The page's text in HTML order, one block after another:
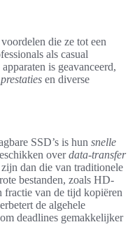
die ze tot een
als casual
is geavanceerd,
en diverse
SSD’s is hun snelle
overdata-transfer
dan die van traditionele
bestanden, zoals HD-
fractie van de tijd kopiëren
de algehele
deadlines gemakkelijker